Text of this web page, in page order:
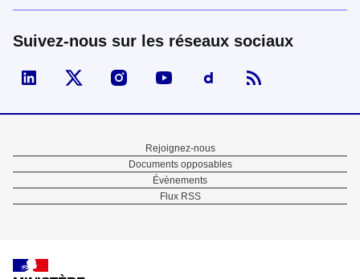
Suivez-nous sur les réseaux sociaux
Visiter la page Linked In de fonction publique
Visiter la page X de fonction publique
Visiter la page Instagram de fonction
Visiter la page You Tube de
Visiter la page
Pied
de
Rejoignez-nous
Documents opposables
Évènements
Flux RSS